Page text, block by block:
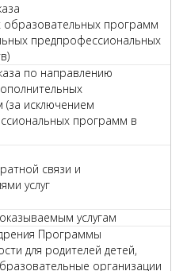
образовательных программ
предпрофессиональных
по направлению
исключением
программ в
связи и
услуг
услугам
Программы
для родителей детей,
организации